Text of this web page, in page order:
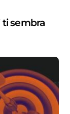
sembra